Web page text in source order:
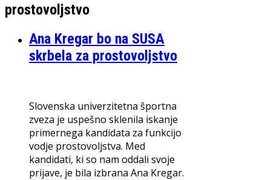
prostovoljstvo
Ana Kregar bo na SUSA
skrbela za prostovoljstvo
Slovenska univerzitetna športna
zveza je uspešno sklenila iskanje
primernega kandidata za funkcijo
vodje prostovoljstva. Med
kandidati, ki so nam oddali svoje
prijave, je bila izbrana Ana Kregar.